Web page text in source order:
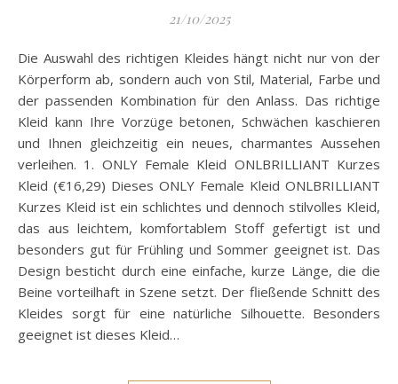
21/10/2025
Die Auswahl des richtigen Kleides hängt nicht nur von der
Körperform ab, sondern auch von Stil, Material, Farbe und
der passenden Kombination für den Anlass. Das richtige
Kleid kann Ihre Vorzüge betonen, Schwächen kaschieren
und Ihnen gleichzeitig ein neues, charmantes Aussehen
verleihen. 1. ONLY Female Kleid ONLBRILLIANT Kurzes
Kleid (€16,29) Dieses ONLY Female Kleid ONLBRILLIANT
Kurzes Kleid ist ein schlichtes und dennoch stilvolles Kleid,
das aus leichtem, komfortablem Stoff gefertigt ist und
besonders gut für Frühling und Sommer geeignet ist. Das
Design besticht durch eine einfache, kurze Länge, die die
Beine vorteilhaft in Szene setzt. Der fließende Schnitt des
Kleides sorgt für eine natürliche Silhouette. Besonders
geeignet ist dieses Kleid…